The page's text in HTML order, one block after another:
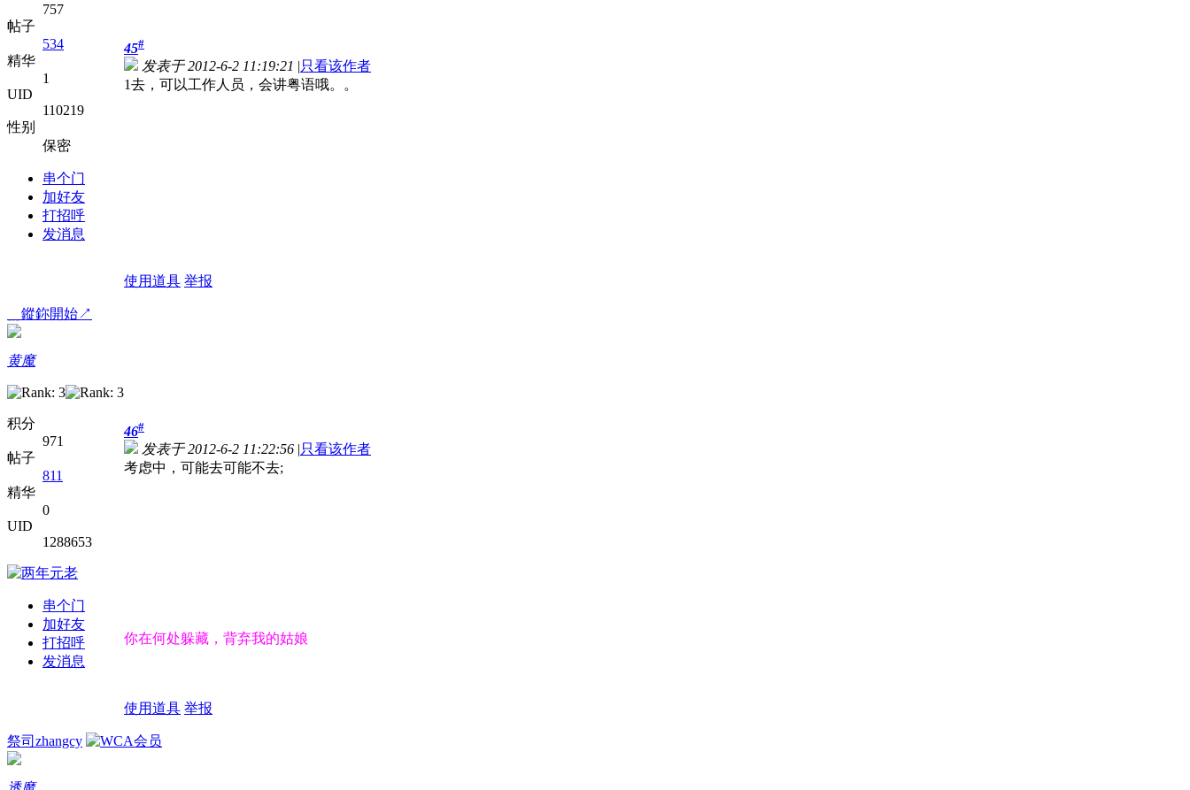
757
帖子
534
精华
1
UID
110219
性别
保密
串个门
加好友
打招呼
发消息
45#
发表于 2012-6-2 11:19:21 |只看该作者
1去，可以工作人员，会讲粤语哦。。
使用道具 举报
﹎鏦鉨開始↗
黄魔
积分
971
帖子
811
精华
0
UID
1288653
串个门
加好友
打招呼
发消息
46#
发表于 2012-6-2 11:22:56 |只看该作者
考虑中，可能去可能不去;
你在何处躲藏，背弃我的姑娘
使用道具 举报
祭司zhangcy